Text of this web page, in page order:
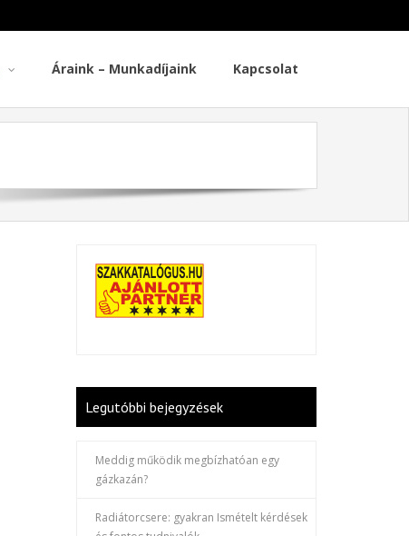
Áraink – Munkadíjaink Kapcsolat
Legutóbbi bejegyzések
Meddig működik megbízhatóan egy
gázkazán?
Radiátorcsere: gyakran Ismételt kérdések